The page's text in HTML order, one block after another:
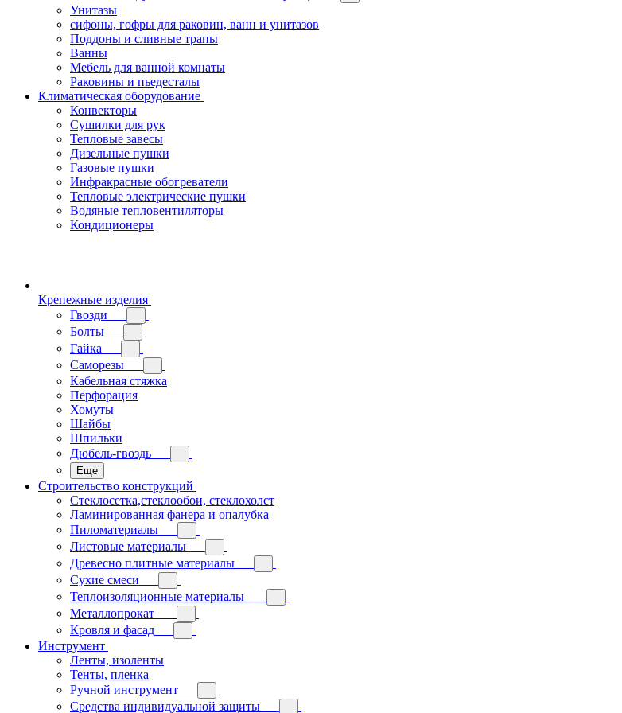
Унитазы
сифоны, гофры для раковин, ванн и унитазов
Поддоны и сливные трапы
Ванны
Мебель для ванной комнаты
Раковины и пьедесталы
Климатическая оборудование
Конвекторы
Сушилки для рук
Тепловые завесы
Дизельные пушки
Газовые пушки
Инфракрасные обогреватели
Тепловые электрические пушки
Водяные тепловентиляторы
Кондиционеры
Крепежные изделия
Гвозди
Болты
Гайка
Саморезы
Кабельная стяжка
Перфорация
Хомуты
Шайбы
Шпильки
Дюбель-гвоздь
Еще
Строительство конструкций
Стеклосетка,стеклообои, стеклохолст
Ламинированная фанера и опалубка
Пиломатериалы
Листовые материалы
Древесно плитные материалы
Сухие смеси
Теплоизоляционные материалы
Металлопрокат
Кровля и фасад
Инструмент
Ленты, изоленты
Тенты, пленка
Ручной инструмент
Средства индивидуальной защиты